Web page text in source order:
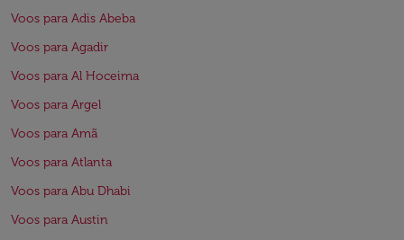
Voos para Adis Abeba
Voos para Agadir
Voos para Al Hoceima
Voos para Argel
Voos para Amã
Voos para Atlanta
Voos para Abu Dhabi
Voos para Austin